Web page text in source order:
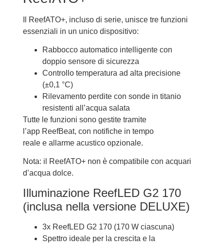
Il ReefATO+, incluso di serie, unisce tre funzioni
essenziali in un unico dispositivo:
Rabbocco automatico intelligente con
doppio sensore di sicurezza
Controllo temperatura ad alta precisione
(±0,1 °C)
Rilevamento perdite con sonde in titanio
resistenti all’acqua salata
Tutte le funzioni sono gestite tramite
l’app ReefBeat, con notifiche in tempo
reale e allarme acustico opzionale.
Nota: il ReefATO+ non è compatibile con acquari
d’acqua dolce.
Illuminazione ReefLED G2 170
(inclusa nella versione DELUXE)
3x ReefLED G2 170 (170 W ciascuna)
Spettro ideale per la crescita e la